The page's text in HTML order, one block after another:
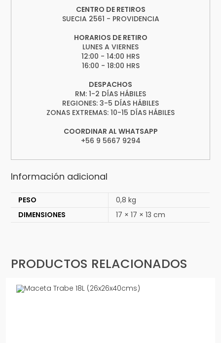
CENTRO DE RETIROS
SUECIA 2561 - PROVIDENCIA
HORARIOS DE RETIRO
LUNES A VIERNES
12:00 - 14:00 HRS
16:00 - 18:00 HRS
DESPACHOS
RM: 1-2 DÍAS HÁBILES
REGIONES: 3-5 DÍAS HÁBILES
ZONAS EXTREMAS: 10-15 DÍAS HÁBILES
COORDINAR AL WHATSAPP
+56 9 5667 9294
Información adicional
PESO
0,8 kg
DIMENSIONES
17 × 17 × 13 cm
PRODUCTOS RELACIONADOS